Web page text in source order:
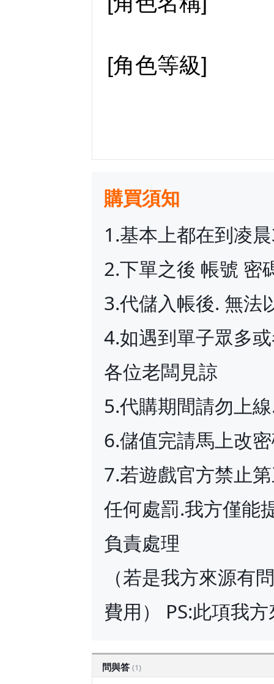
[角色等級]
購買須知
1.基本上都在到凌
2.下單之後 帳號 密
3.代儲入帳後. 無法
4.如遇到單子眾多
各位老闆見諒
5.代購期間請勿上
6.儲值完請馬上改
7.若遊戲官方禁止
任何處罰.我方僅能
負責處理
（若是我方來源有
費用） PS:此項我
問與答 (1)